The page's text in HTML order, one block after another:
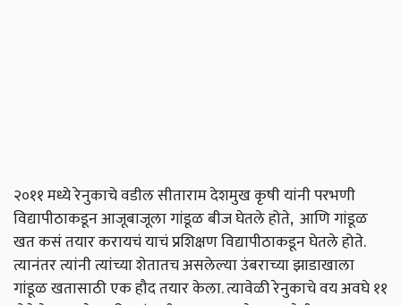
२०११ मध्ये रेनुकाचे वडील सीताराम देशमुख कृषी यांनी परभणी
विद्यापीठाकडून आजूबाजूला गांडूळ बीज घेतले होते, आणि गांडूळ
खत कसं तयार करायचं याचं प्रशिक्षण विद्यापीठाकडून घेतले होते.
त्यानंतर त्यांनी त्यांच्या शेतातच असलेल्या उंबराच्या झाडाखाला
गांडूळ खतासाठी एक हौद तयार केला. त्यावेळी रेनुकाचे वय अवघे ११